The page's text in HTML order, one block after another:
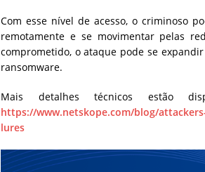
Com esse nível de acesso, o criminoso
remotamente e se movimentar pelas
comprometido, o ataque pode se
ransomware.
Mais detalhes técnicos estão
https://www.netskope.com/blog/
lures